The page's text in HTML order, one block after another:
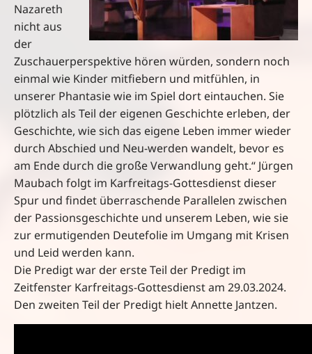
Nazareth
nicht aus
der
Zuschauerperspektive hören würden, sondern noch
einmal wie Kinder mitfiebern und mitfühlen, in
unserer Phantasie wie im Spiel dort eintauchen. Sie
plötzlich als Teil der eigenen Geschichte erleben, der
Geschichte, wie sich das eigene Leben immer wieder
durch Abschied und Neu-werden wandelt, bevor es
am Ende durch die große Verwandlung geht.“ Jürgen
Maubach folgt im Karfreitags-Gottesdienst dieser
Spur und findet überraschende Parallelen zwischen
der Passionsgeschichte und unserem Leben, wie sie
zur ermutigenden Deutefolie im Umgang mit Krisen
und Leid werden kann.
Die Predigt war der erste Teil der Predigt im
Zeitfenster Karfreitags-Gottesdienst am 29.03.2024.
Den zweiten Teil der Predigt hielt Annette Jantzen.